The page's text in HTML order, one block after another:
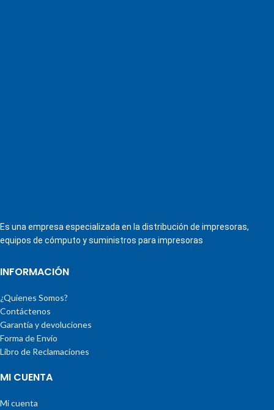
Es una empresa especializada en la distribución de impresoras,
equipos de cómputo y suministros para impresoras
INFORMACIÓN
¿Quienes Somos?
Contáctenos
Garantía y devoluciones
Forma de Envío
Libro de Reclamaciones
MI CUENTA
Mi cuenta